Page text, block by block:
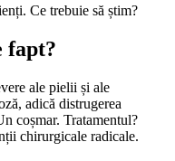
Ce trebuie să știm?
fapt?
ale pielii și ale
adică distrugerea
coșmar. Tratamentul?
chirurgicale radicale.